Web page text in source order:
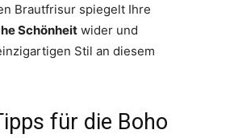
Brautfrisur spiegelt Ihre
Schönheit wider und
Stil an diesem
für die Boho